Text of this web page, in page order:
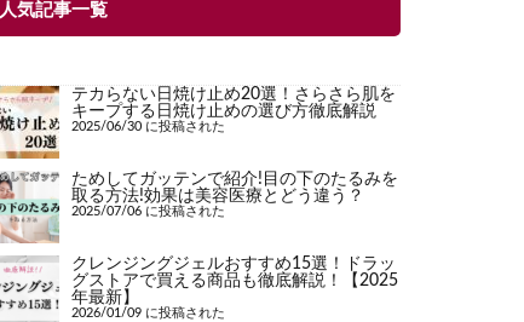
人気記事一覧
テカらない日焼け止め20選！さらさら肌を
キープする日焼け止めの選び方徹底解説
2025/06/30 に投稿された
ためしてガッテンで紹介!目の下のたるみを
取る方法!効果は美容医療とどう違う？
2025/07/06 に投稿された
クレンジングジェルおすすめ15選！ドラッ
グストアで買える商品も徹底解説！【2025
年最新】
2026/01/09 に投稿された